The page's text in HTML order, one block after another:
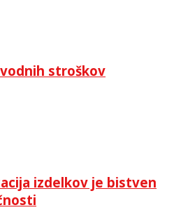
stroškov
izdelkov je bistven